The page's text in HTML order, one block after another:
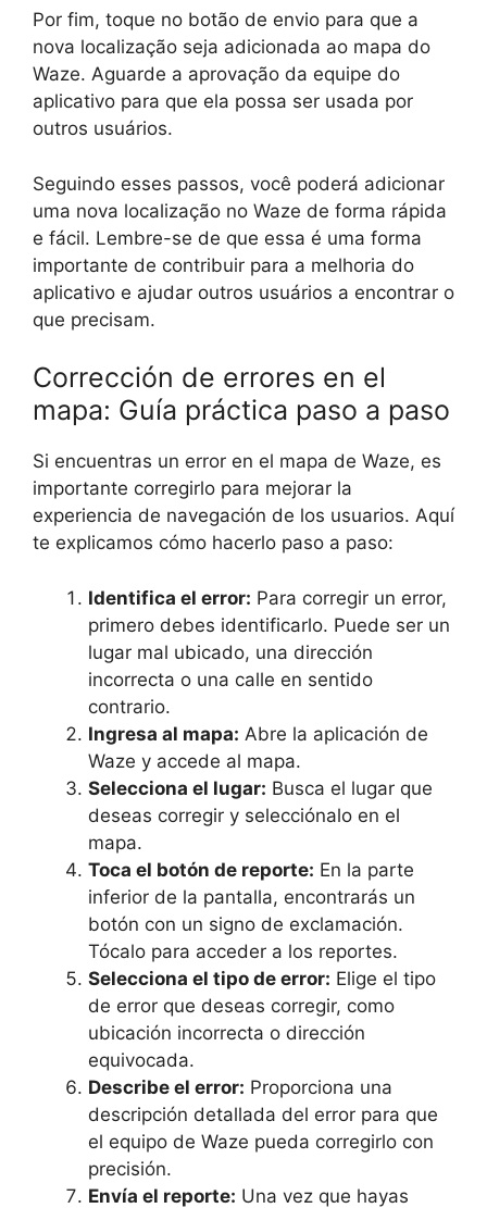
Por fim, toque no botão de envio para que a
nova localização seja adicionada ao mapa do
Waze. Aguarde a aprovação da equipe do
aplicativo para que ela possa ser usada por
outros usuários.
Seguindo esses passos, você poderá adicionar
uma nova localização no Waze de forma rápida
e fácil. Lembre-se de que essa é uma forma
importante de contribuir para a melhoria do
aplicativo e ajudar outros usuários a encontrar o
que precisam.
Corrección de errores en el
mapa: Guía práctica paso a paso
Si encuentras un error en el mapa de Waze, es
importante corregirlo para mejorar la
experiencia de navegación de los usuarios. Aquí
te explicamos cómo hacerlo paso a paso:
Identifica el error: Para corregir un error,
primero debes identificarlo. Puede ser un
lugar mal ubicado, una dirección
incorrecta o una calle en sentido
contrario.
Ingresa al mapa: Abre la aplicación de
Waze y accede al mapa.
Selecciona el lugar: Busca el lugar que
deseas corregir y selecciónalo en el
mapa.
Toca el botón de reporte: En la parte
inferior de la pantalla, encontrarás un
botón con un signo de exclamación.
Tócalo para acceder a los reportes.
Selecciona el tipo de error: Elige el tipo
de error que deseas corregir, como
ubicación incorrecta o dirección
equivocada.
Describe el error: Proporciona una
descripción detallada del error para que
el equipo de Waze pueda corregirlo con
precisión.
Envía el reporte: Una vez que hayas